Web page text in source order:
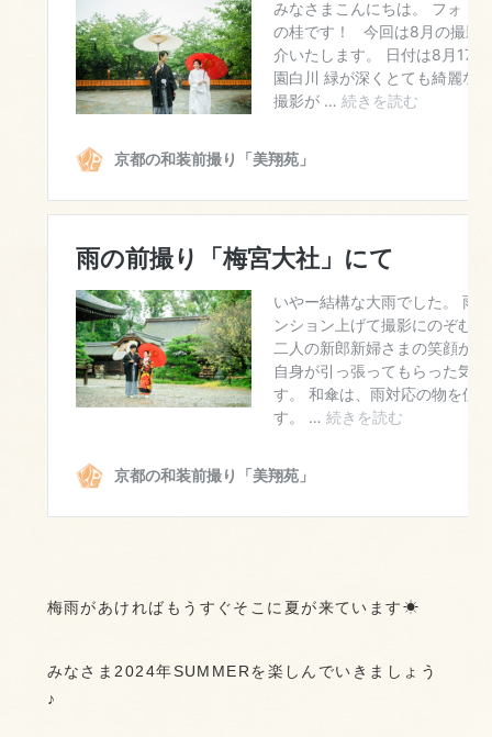
梅雨があければもうすぐそこに夏が来ています☀︎
みなさま2024年SUMMERを楽しんでいきましょう
♪